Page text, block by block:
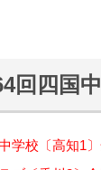
回四国
学校〔高知1〕